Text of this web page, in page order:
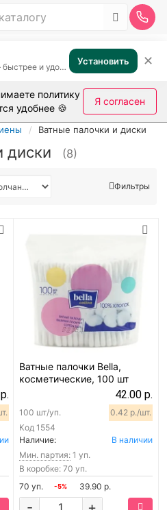
Откройте в приложении — быстрее и удобнее Установить ✕
политику
удобнее 🍪
Я согласен
Ватные палочки и диски
диски (8)
Фильтры
Ватные палочки Bella,
косметические, 100 шт
42.00 р.
Код 1554
100 шт/уп. 0.42 р./шт.
Наличие:
В наличии
Мин. партия: 1 уп.
В коробке: 70 уп.
70 уп.
-5% 39.90 р.